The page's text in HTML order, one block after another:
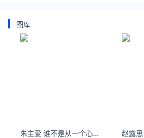
图库
朱主爱 谁不是从一个心地善良的孩子被现实折磨成一个心机沉重的疯子